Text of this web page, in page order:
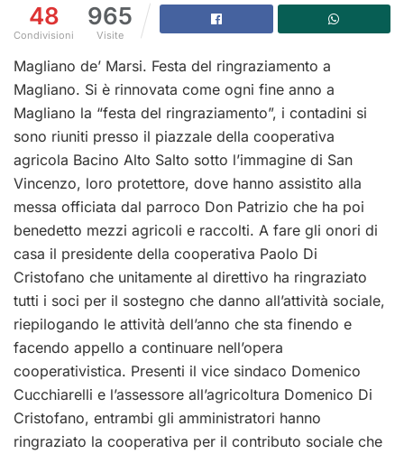
48
Condivisioni
965
Visite
Magliano de’ Marsi. Festa del ringraziamento a
Magliano. Si è rinnovata come ogni fine anno a
Magliano la “festa del ringraziamento”, i contadini si
sono riuniti presso il piazzale della cooperativa
agricola Bacino Alto Salto sotto l’immagine di San
Vincenzo, loro protettore, dove hanno assistito alla
messa officiata dal parroco Don Patrizio che ha poi
benedetto mezzi agricoli e raccolti. A fare gli onori di
casa il presidente della cooperativa Paolo Di
Cristofano che unitamente al direttivo ha ringraziato
tutti i soci per il sostegno che danno all’attività sociale,
riepilogando le attività dell’anno che sta finendo e
facendo appello a continuare nell’opera
cooperativistica. Presenti il vice sindaco Domenico
Cucchiarelli e l’assessore all’agricoltura Domenico Di
Cristofano, entrambi gli amministratori hanno
ringraziato la cooperativa per il contributo sociale che